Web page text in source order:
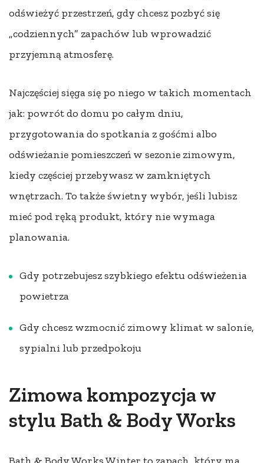
odświeżyć przestrzeń, gdy chcesz pozbyć się
„codziennych” zapachów lub wprowadzić
przyjemną atmosferę.
Najczęściej sięga się po niego w takich momentach
jak: powrót do domu po całym dniu,
przygotowania do spotkania z gośćmi albo
odświeżanie pomieszczeń w sezonie zimowym,
kiedy częściej przebywasz w zamkniętych
wnętrzach. To także świetny wybór, jeśli lubisz
mieć pod ręką produkt, który nie wymaga
planowania.
Gdy potrzebujesz szybkiego efektu odświeżenia
powietrza
Gdy chcesz wzmocnić zimowy klimat w salonie,
sypialni lub przedpokoju
Zimowa kompozycja w
stylu Bath & Body Works